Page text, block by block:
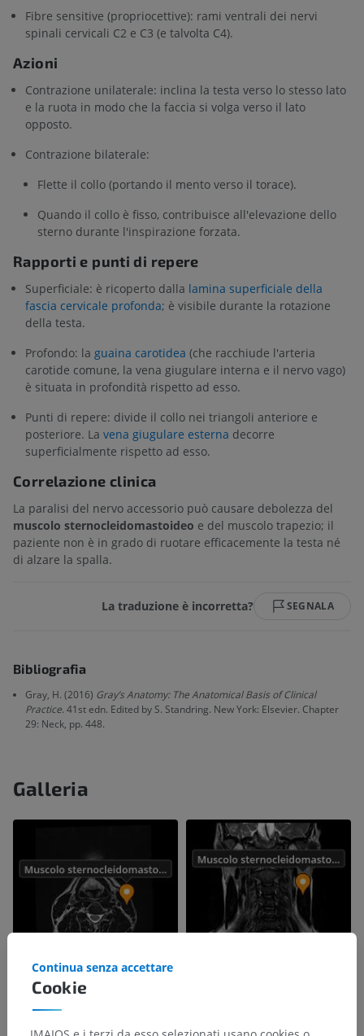
Fibre sensitive (propriocettive): rami ventrali dei nervi
spinali cervicali C2 e C3 (e talvolta C4).
Azioni
Contrazione unilaterale: inclina la testa verso lo stesso lato
e la ruota in modo che la faccia si volga verso il lato
opposto.
Contrazione bilaterale:
Flette il collo (portando il mento verso il torace).
Quando il collo è fisso, contribuisce all'elevazione dello
sterno durante l'inspirazione forzata.
Rapporti e punti di repere
Superficiale: è ricoperto dalla lamina superficiale della
fascia cervicale profonda; è visibile durante la rotazione
della testa.
Profondo: la guaina carotidea (che racchiude l'arteria
carotide comune, la vena giugulare interna e il nervo vago)
è situata in profondità rispetto ad esso.
Punti di repere: divide il collo nei triangoli anteriore e
posteriore. La vena giugulare esterna decorre
superficialmente rispetto ad esso.
Correlazione clinica
La paralisi del nervo accessorio può causare debolezza del
muscolo sternocleidomastoideo e del muscolo trapezio; il
paziente non è in grado di ruotare efficacemente la testa né
di alzare la spalla.
La traduzione è incorretta? SEGNALA
Bibliografia
Gray, H. (2016) Gray’s Anatomy: The Anatomical Basis of Clinical
Practice. 41st edn. Edited by S. Standring. New York: Elsevier. Chapter
29: Neck, pp. 448.
Galleria
Cookie
Continua senza accettare